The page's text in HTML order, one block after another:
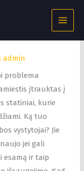
admin
problema
įtrauktas į
statiniai, kurie
Ką tuo
vystytojai? Jie
jei gali
esamą ir taip